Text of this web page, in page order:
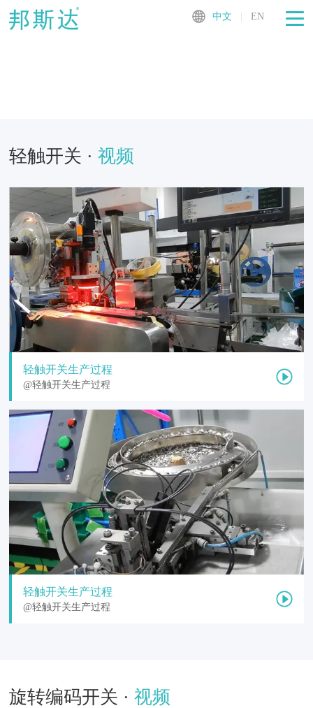
中文 EN
轻触开关 ·视频
轻触开关生产过程
@轻触开关生产过程
轻触开关生产过程
@轻触开关生产过程
旋转编码开关 ·视频